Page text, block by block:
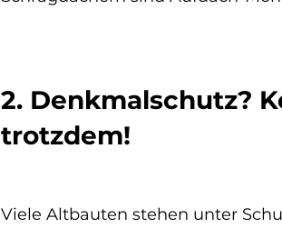
2. Denkmalschutz?
trotzdem!
Viele Altbauten stehen unter